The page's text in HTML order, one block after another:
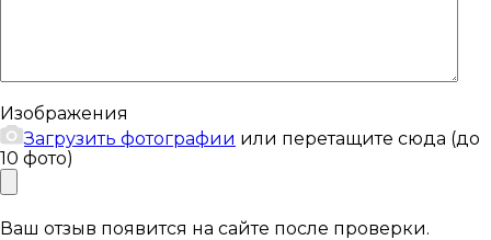
Изображения
Загрузить фотографии или перетащите сюда (до
10 фото)
Ваш отзыв появится на сайте после проверки.